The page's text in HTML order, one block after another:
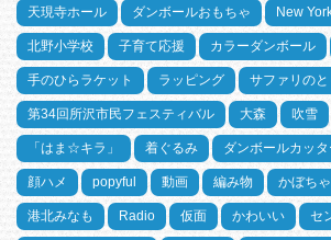
天現寺ホール ダンボールおもちゃ New
北野小学校 子育て応援 カラーダンボール
手のひらラケット ラッピング サファリの
第34回所沢市民フェスティバル 大森 吹雪
「はま☆キラ」 着ぐるみ ダンボールカッタ
顔ハメ popyful 動画 編み物 かぼちゃ
港北みなも Radio 仮面 かわいい セ